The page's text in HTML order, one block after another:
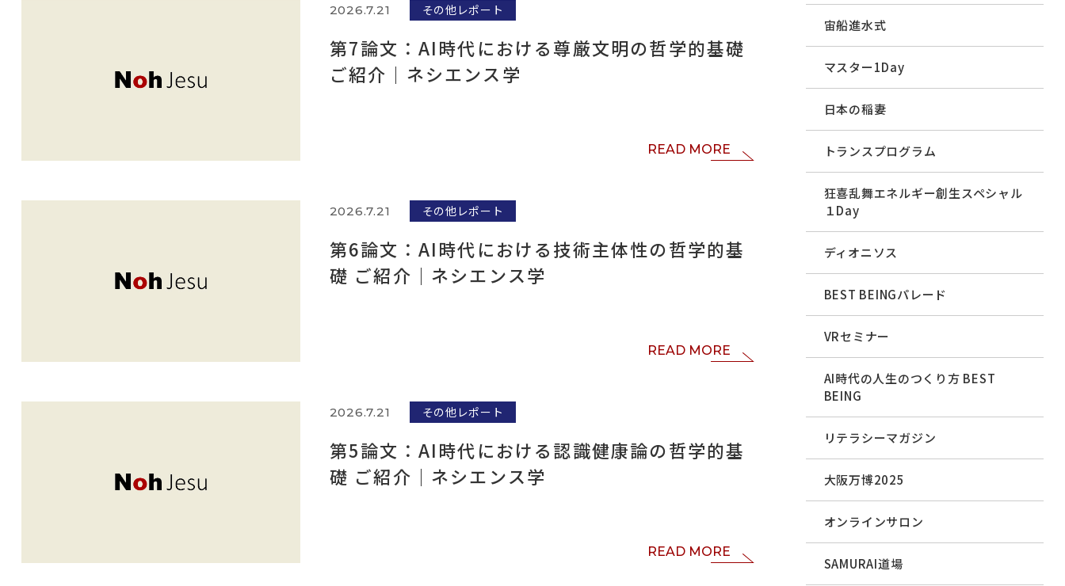
2026.7.21 その他レポート
第7論文：AI時代における尊厳文明の哲学的基礎
ご紹介｜ネシエンス学
READ MORE
2026.7.21 その他レポート
第6論文：AI時代における技術主体性の哲学的基
礎 ご紹介｜ネシエンス学
READ MORE
2026.7.21 その他レポート
第5論文：AI時代における認識健康論の哲学的基
礎 ご紹介｜ネシエンス学
READ MORE
宙船進水式
マスター1Day
日本の稲妻
トランスプログラム
狂喜乱舞エネルギー創生スペシャル
１Day
ディオニソス
BEST BEINGパレード
VRセミナー
AI時代の人生のつくり方 BEST
BEING
リテラシーマガジン
大阪万博2025
オンラインサロン
SAMURAI道場